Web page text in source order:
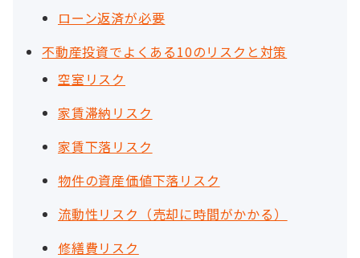
ローン返済が必要
不動産投資でよくある10のリスクと対策
空室リスク
家賃滞納リスク
家賃下落リスク
物件の資産価値下落リスク
流動性リスク（売却に時間がかかる）
修繕費リスク